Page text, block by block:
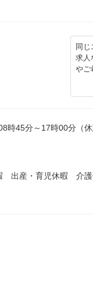
同じ
求人
やご
時45分～17時00分（休
出産・育児休暇 介護